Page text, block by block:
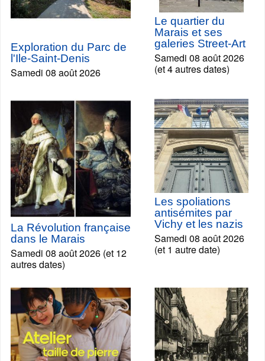
Exploration du Parc de
l'Ile-Saint-Denis
Samedi 08 août 2026
Le quartier du
Marais et ses
galeries Street-Art
Samedi 08 août 2026
(et 4 autres dates)
La Révolution française
dans le Marais
Samedi 08 août 2026 (et 12
autres dates)
Les spoliations
antisémites par
Vichy et les nazis
Samedi 08 août 2026
(et 1 autre date)